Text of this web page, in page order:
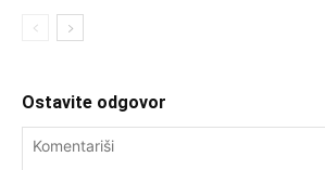
Ostavite odgovor